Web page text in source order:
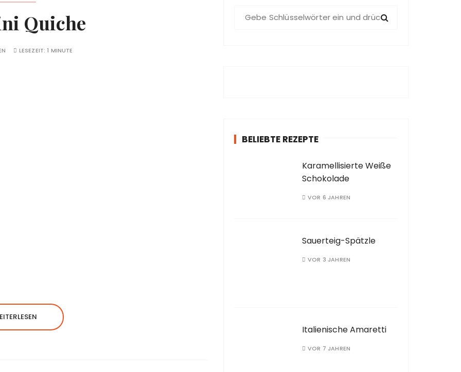
Quiche
LESEZEIT:1 MINUTE
BELIEBTE REZEPTE
Karamellisierte Weiße
Schokolade
VOR 6 JAHREN
Sauerteig-Spätzle
VOR 3 JAHREN
Italienische Amaretti
VOR 7 JAHREN